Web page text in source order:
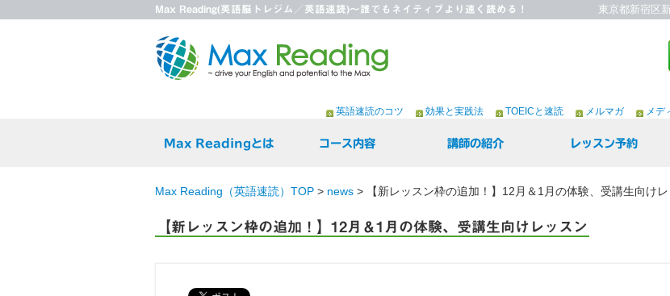
Max Reading(英語脳トレジム／英語速読)～誰でもネイティブより速く読める！ 東京都新宿区
英語速読のコツ 効果と実践法 TOEICと速読 メルマガ メデ
Max Readingとは コース内容 講師の紹介 レッスン予約
Max Reading（英語速読）TOP > news > 【新レッスン枠の追加！】12月＆1月の体験、受講生向け
【新レッスン枠の追加！】12月＆1月の体験、受講生向けレッスン